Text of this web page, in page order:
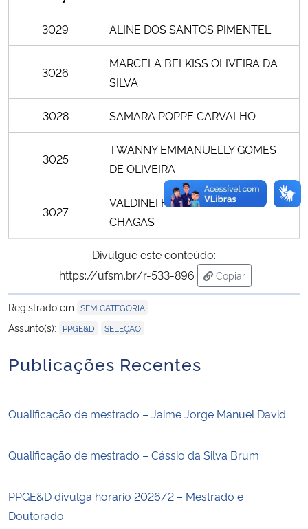
3029 ALINE DOS SANTOS PIMENTEL
3026
MARCELA BELKISS OLIVEIRA DA
SILVA
3028 SAMARA POPPE CARVALHO
3025
TWANNY EMMANUELLY GOMES
DE OLIVEIRA
3027
VALDINEI FERNANDES DAS
CHAGAS
Divulgue este conteúdo:
https://ufsm.br/r-533-896
Copiar
para área de
Registrado em SEM CATEGORIA
Assunto(s): PPGE&D SELEÇÃO
Publicações Recentes
Qualificação de mestrado – Jaime Jorge Manuel David
Qualificação de mestrado – Cássio da Silva Brum
PPGE&D divulga horário 2026/2 – Mestrado e
Doutorado